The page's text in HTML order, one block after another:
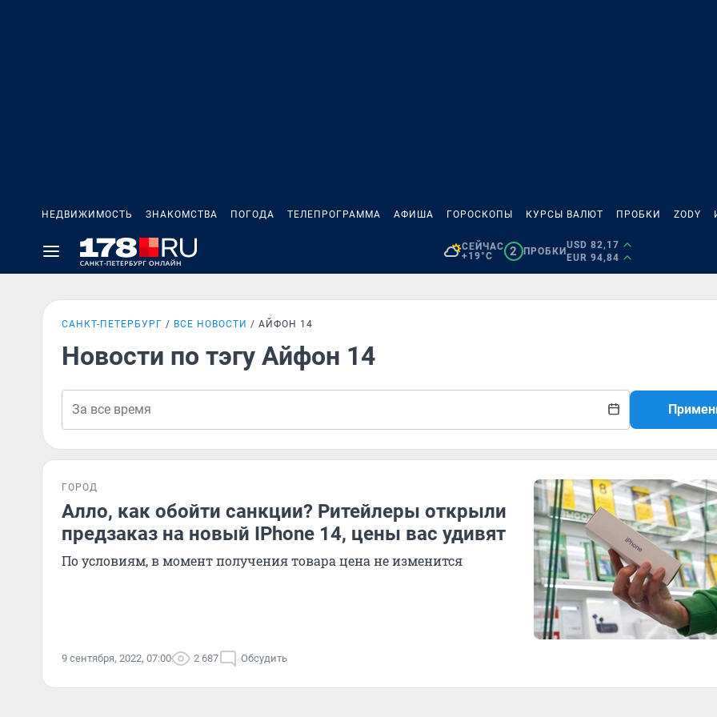
НЕДВИЖИМОСТЬ ЗНАКОМСТВА ПОГОДА ТЕЛЕПРОГРАММА АФИША ГОРОСКОПЫ КУРСЫ ВАЛЮТ ПРОБКИ ZODY
СЕЙЧАС
+19°C
2 ПРОБКИ
USD 82,17
EUR 94,84
САНКТ-ПЕТЕРБУРГ ВСЕ НОВОСТИ АЙФОН 14
Новости по тэгу Айфон 14
ГОРОД
Алло, как обойти санкции? Ритейлеры открыли
предзаказ на новый IPhone 14, цены вас удивят
По условиям, в момент получения товара цена не изменится
9 сентября, 2022, 07:00 2 687 Обсудить